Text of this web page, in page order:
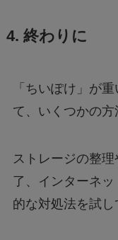
4. 終わりに
「ちいぽけ」が
て、いくつかの方
ストレージの整
了、インターネ
的な対処法を試し